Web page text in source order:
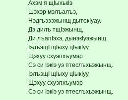
Ахэм я щIыхькIэ
Шэхэр мэлъалъэ,
Нэдгъэзэжынщ дытекIуау.
Дэ дилъ тщIэжынщ,
Ди лъапIэхэ, дынэкIуэжынщ.
IэлъэщI щIыху цIыкIуу
Щэхуу схуэпхъумэр
Сэ си IэкIэ уэ птеслъхьэжынщ.
IэлъэщI щIыху цIыкIуу
Щэхуу схуэпхъумэр
Сэ си IэкIэ уэ птеслъхьэжынщ.